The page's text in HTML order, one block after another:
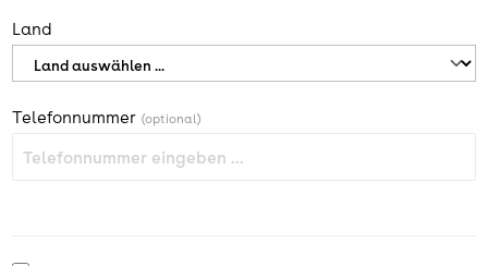
Land
Telefonnummer (optional)